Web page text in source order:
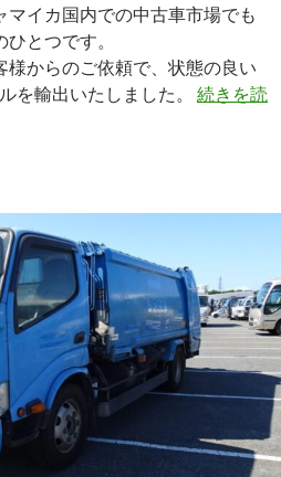
マイカ国内での中古車市場でも
とつです。
からのご依頼で、状態の良い
を輸出いたしました。 続きを読